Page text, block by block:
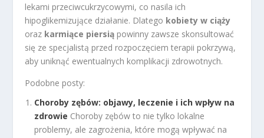
lekami przeciwcukrzycowymi, co nasila ich
hipoglikemizujące działanie. Dlatego kobiety w ciąży
oraz karmiące piersią powinny zawsze skonsultować
się ze specjalistą przed rozpoczęciem terapii pokrzywą,
aby uniknąć ewentualnych komplikacji zdrowotnych.
Podobne posty:
Choroby zębów: objawy, leczenie i ich wpływ na
zdrowie Choroby zębów to nie tylko lokalne
problemy, ale zagrożenia, które mogą wpływać na